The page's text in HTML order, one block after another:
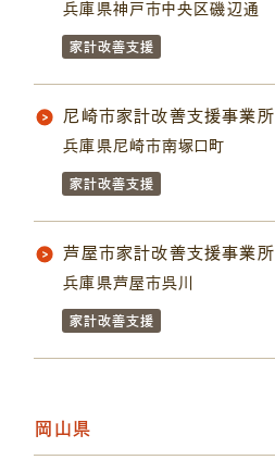
兵庫県神戸市中央区磯辺通
家計改善支援
尼崎市家計改善支援事業所
兵庫県尼崎市南塚口町
家計改善支援
芦屋市家計改善支援事業所
兵庫県芦屋市呉川
家計改善支援
岡山県